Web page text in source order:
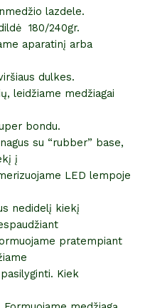
lazdele.
180/240gr.
aparatinį arba
dulkes.
leidžiame medžiagai
bondu.
su “rubber” base,
į
LED lempoje
nedidelį kiekį
pratempiant
Kiek